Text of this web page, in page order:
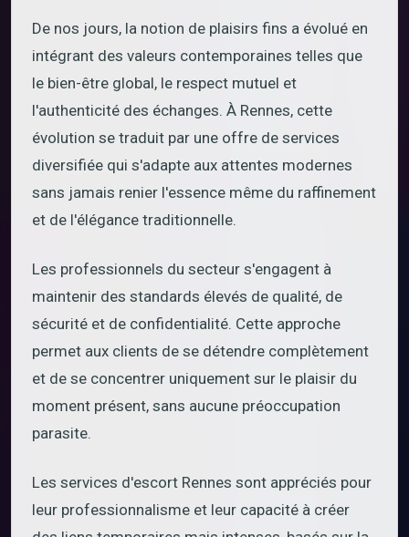
De nos jours, la notion de plaisirs fins a évolué en
intégrant des valeurs contemporaines telles que
le bien-être global, le respect mutuel et
l'authenticité des échanges. À Rennes, cette
évolution se traduit par une offre de services
diversifiée qui s'adapte aux attentes modernes
sans jamais renier l'essence même du raffinement
et de l'élégance traditionnelle.
Les professionnels du secteur s'engagent à
maintenir des standards élevés de qualité, de
sécurité et de confidentialité. Cette approche
permet aux clients de se détendre complètement
et de se concentrer uniquement sur le plaisir du
moment présent, sans aucune préoccupation
parasite.
Les services d'escort Rennes sont appréciés pour
leur professionnalisme et leur capacité à créer